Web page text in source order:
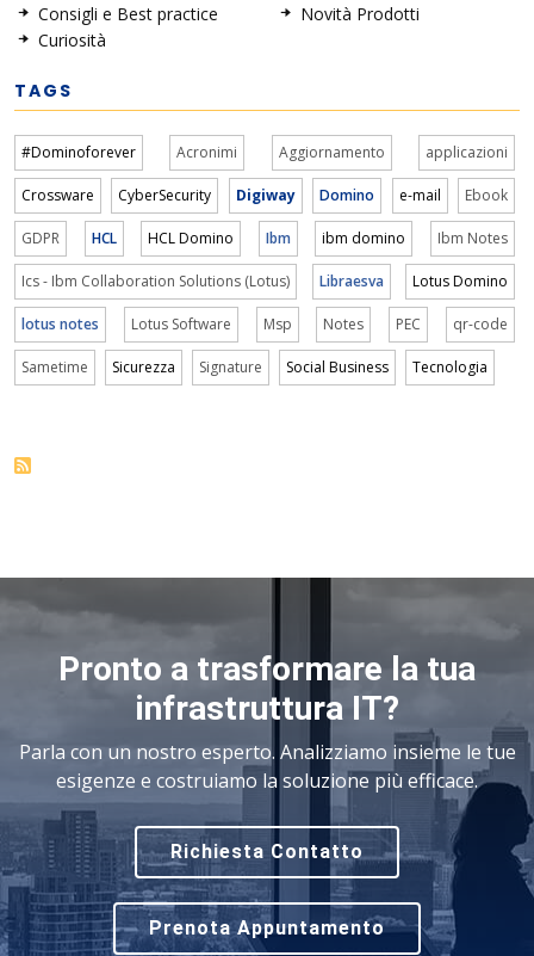
Consigli e Best practice
Curiosità
Novità Prodotti
TAGS
#Dominoforever Acronimi Aggiornamento applicazioni
Crossware CyberSecurity Digiway Domino e-mail Ebook
GDPR HCL HCL Domino Ibm ibm domino Ibm Notes
Ics - Ibm Collaboration Solutions (Lotus) Libraesva Lotus Domino
lotus notes Lotus Software Msp Notes PEC qr-code
Sametime Sicurezza Signature Social Business Tecnologia
Pronto a trasformare la tua
infrastruttura IT?
Parla con un nostro esperto. Analizziamo insieme le tue
esigenze e costruiamo la soluzione più efficace.
Richiesta Contatto
Prenota Appuntamento